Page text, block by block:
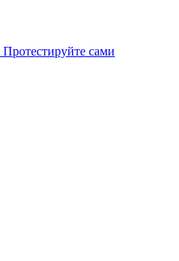
Протестируйте сами